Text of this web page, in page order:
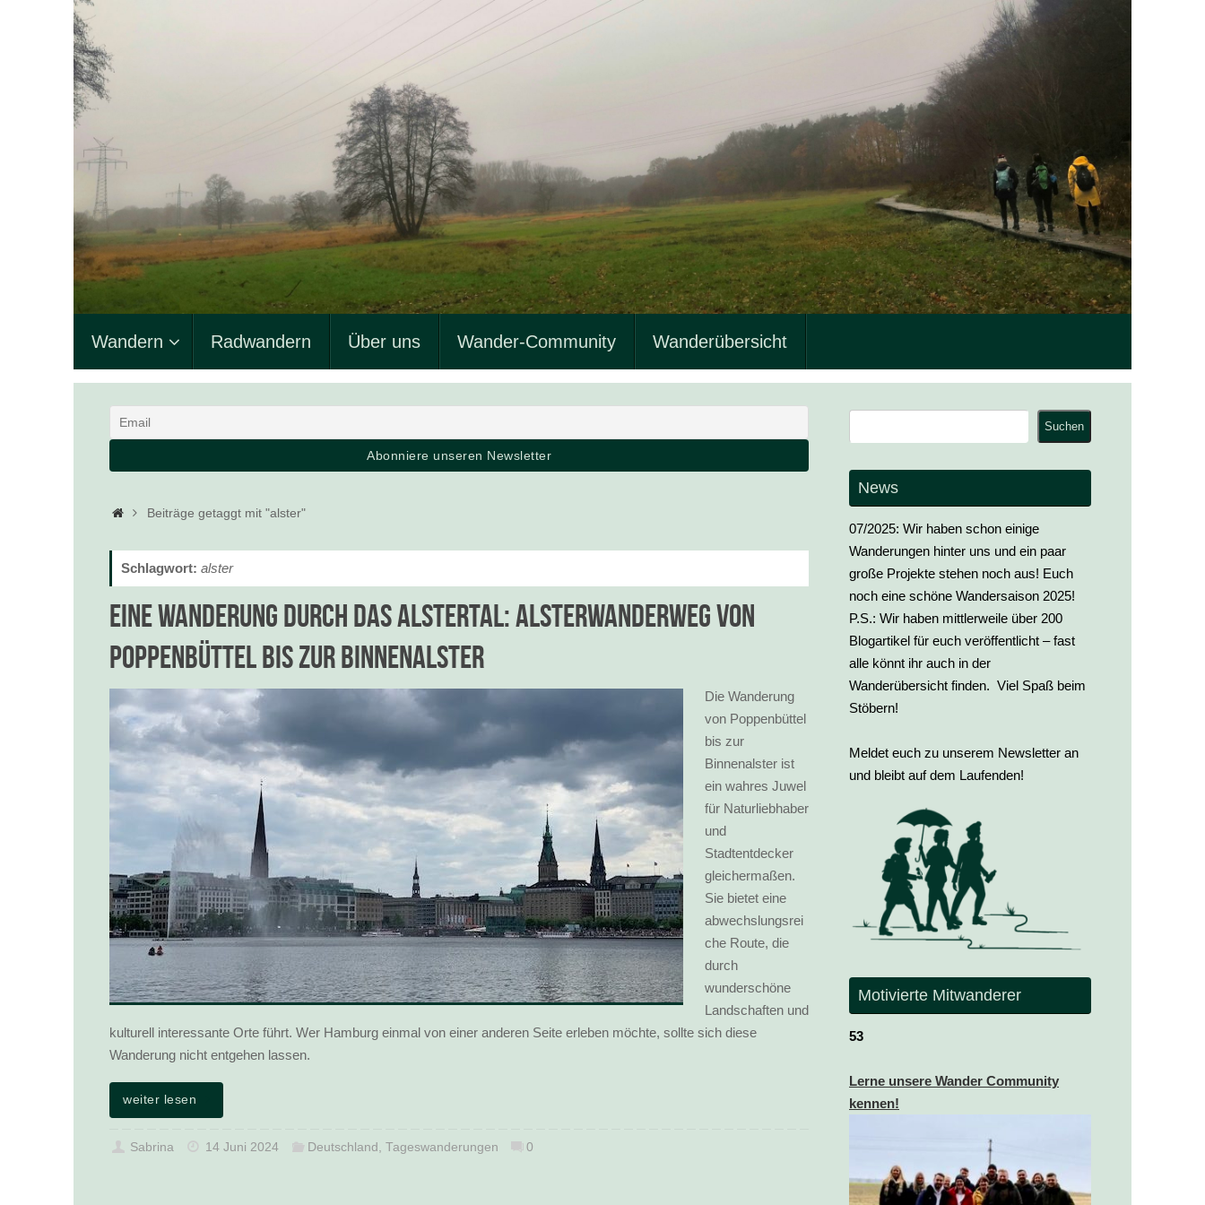
InhaltWandern Radwandern Über uns Wander-Community Wanderübersicht
Startseite
Beiträge getaggt mit "alster"
Schlagwort: alster
Eine Wanderung durch das Alstertal: Alsterwanderweg von
Poppenbüttel bis zur Binnenalster
Die Wanderung
von Poppenbüttel
bis zur
Binnenalster ist
ein wahres Juwel
für Naturliebhaber
und
Stadtentdecker
gleichermaßen.
Sie bietet eine
abwechslungsrei
che Route, die
durch
wunderschöne
Landschaften und
kulturell interessante Orte führt. Wer Hamburg einmal von einer anderen Seite erleben möchte, sollte sich diese
Wanderung nicht entgehen lassen.
weiter lesen
Sabrina 14 Juni 2024 Deutschland , Tageswanderungen 0
Suchen
News
07/2025: Wir haben schon einige
Wanderungen hinter uns und ein paar
große Projekte stehen noch aus! Euch
noch eine schöne Wandersaison 2025!
P.S.: Wir haben mittlerweile über 200
Blogartikel für euch veröffentlicht – fast
alle könnt ihr auch in der
Wanderübersicht finden. Viel Spaß beim
Stöbern!
Meldet euch zu unserem Newsletter an
und bleibt auf dem Laufenden!
Motivierte Mitwanderer
53
Lerne unsere Wander Community
kennen!